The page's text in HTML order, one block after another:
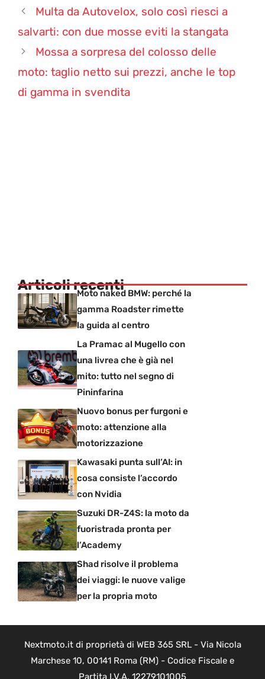
Multa da Autovelox, solo così riesci a
salvarti: con due mosse eviti la stangata
Mossa a sorpresa del colosso delle
moto: taglio netto sui prezzi, anche le top
di gamma in svendita
Articoli recentiMoto naked BMW: perché la
gamma Roadster rimette
la guida al centro
La Pramac al Mugello con
una livrea che è già nel
mito: tutto nel segno di
Pininfarina
Nuovo bonus per furgoni e
moto: attenzione alla
motorizzazione
Kawasaki punta sull’AI: in
cosa consiste l’accordo
con Nvidia
Suzuki DR-Z4S: la moto da
fuoristrada pronta per
l’Academy
Shad risolve il problema
dei viaggi: le nuove valige
per la propria moto
Nextmoto.it di proprietà di WEB 365 SRL - Via Nicola
Marchese 10, 00141 Roma (RM) - Codice Fiscale e
Partita I.V.A. 12279101005